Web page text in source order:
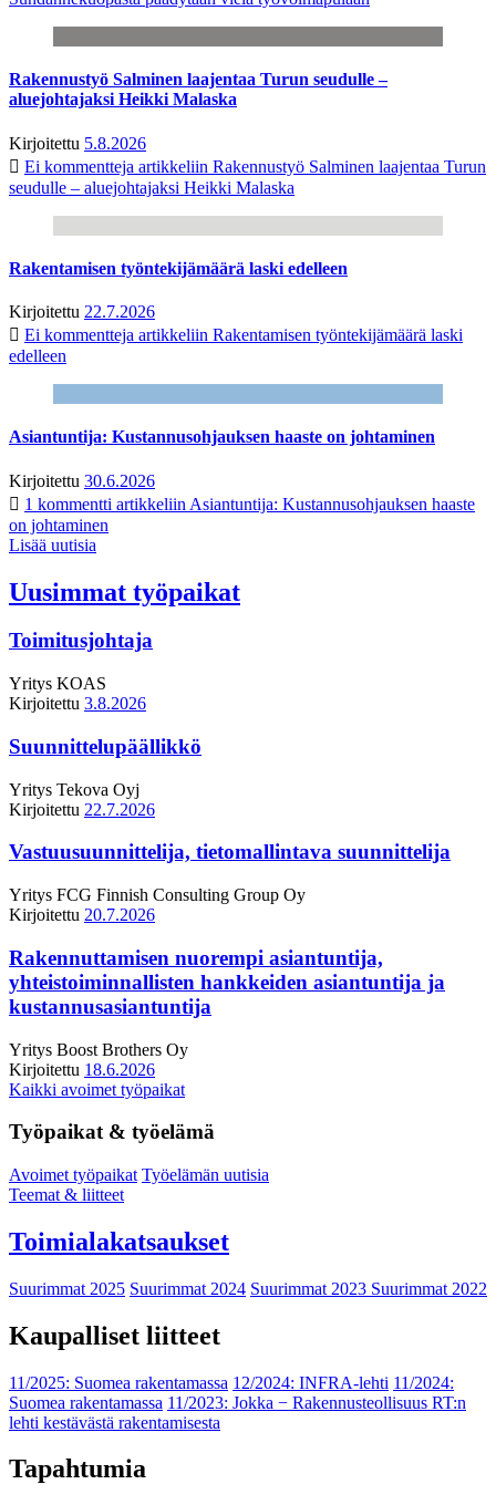
Rakennustyö Salminen laajentaa Turun seudulle –
aluejohtajaksi Heikki Malaska
Kirjoitettu 5.8.2026
Ei kommentteja artikkeliin Rakennustyö Salminen laajentaa Turun
seudulle – aluejohtajaksi Heikki Malaska
Rakentamisen työntekijämäärä laski edelleen
Kirjoitettu 22.7.2026
Ei kommentteja artikkeliin Rakentamisen työntekijämäärä laski
edelleen
Asiantuntija: Kustannusohjauksen haaste on johtaminen
Kirjoitettu 30.6.2026
1 kommentti artikkeliin Asiantuntija: Kustannusohjauksen haaste
on johtaminen
Lisää uutisia
Uusimmat työpaikat
Toimitusjohtaja
Yritys KOAS
Kirjoitettu 3.8.2026
Suunnittelupäällikkö
Yritys Tekova Oyj
Kirjoitettu 22.7.2026
Vastuusuunnittelija, tietomallintava suunnittelija
Yritys FCG Finnish Consulting Group Oy
Kirjoitettu 20.7.2026
Rakennuttamisen nuorempi asiantuntija,
yhteistoiminnallisten hankkeiden asiantuntija ja
kustannusasiantuntija
Yritys Boost Brothers Oy
Kirjoitettu 18.6.2026
Kaikki avoimet työpaikat
Työpaikat & työelämä
Avoimet työpaikat Työelämän uutisia
Teemat & liitteet
Toimialakatsaukset
Suurimmat 2025 Suurimmat 2024 Suurimmat 2023 Suurimmat 2022
Kaupalliset liitteet
11/2025: Suomea rakentamassa 12/2024: INFRA-lehti 11/2024:
Suomea rakentamassa 11/2023: Jokka − Rakennusteollisuus RT:n
lehti kestävästä rakentamisesta
Tapahtumia